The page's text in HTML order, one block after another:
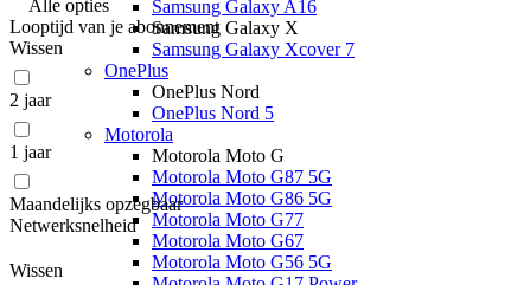
Samsung Galaxy A16
Samsung Galaxy X
Samsung Galaxy Xcover 7
OnePlus
OnePlus Nord
OnePlus Nord 5
Motorola
Motorola Moto G
Motorola Moto G87 5G
Motorola Moto G86 5G
Motorola Moto G77
Motorola Moto G67
Motorola Moto G56 5G
Alle opties
Looptijd van je abonnement
Wissen
2 jaar
1 jaar
Maandelijks opzegbaar
Netwerksnelheid
Wissen